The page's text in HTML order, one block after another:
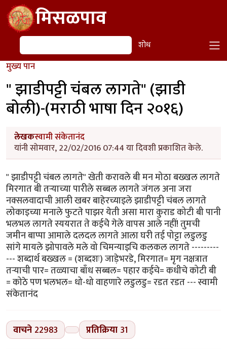
Skip to main contentमिसळपाव
शोध शोध
मुख्य पान
" झाडीपट्टी चंबल लागते" (झाडी
बोली)-(मराठी भाषा दिन २०१६)
लेखकस्वामी संकेतानंद
यांनी सोमवार, 22/02/2016 07:44 या दिवशी प्रकाशित केले.
" झाडीपट्टी चंबल लागते" खेती करावले बी मन मोठा बख्खल लागते
मिरगात बी तऱ्याच्या पारीले सब्बल लागते जंगल अना जरा
नक्सलवादाची आली खबर बाहेरच्याइले झाडीपट्टी चंबल लागते
लोकाइच्या मनाले फुटते पाझर येती असा मारा कुराड कोटी बी पानी
भलभल लागते स्ययरात ते कईचेे गेले वापस आले नहीं! तुमची
जमीन बाप्पा आमाले दलदल लागते आला घरी तई पोट्टा लडुलडु
सांगे मायले झोपावले मले वो चिमन्याइचि कलकल लागते ---------
--- शब्दार्थ बख्खल = (शब्दशः) जाड़ेभरडे, मिरगात= मृग नक्षत्रात
तऱ्याची पार= तळ्याचा बाँध सब्बल= पहार कईचे= कधीचे कोटी बी
= कोठे पण भलभल= धो-धो वाहणारे लडुलडु= रडत रडत --- स्वामी
संकेतानंद
वाचने 22983 प्रतिक्रिया 31